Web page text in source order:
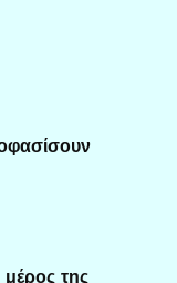
της